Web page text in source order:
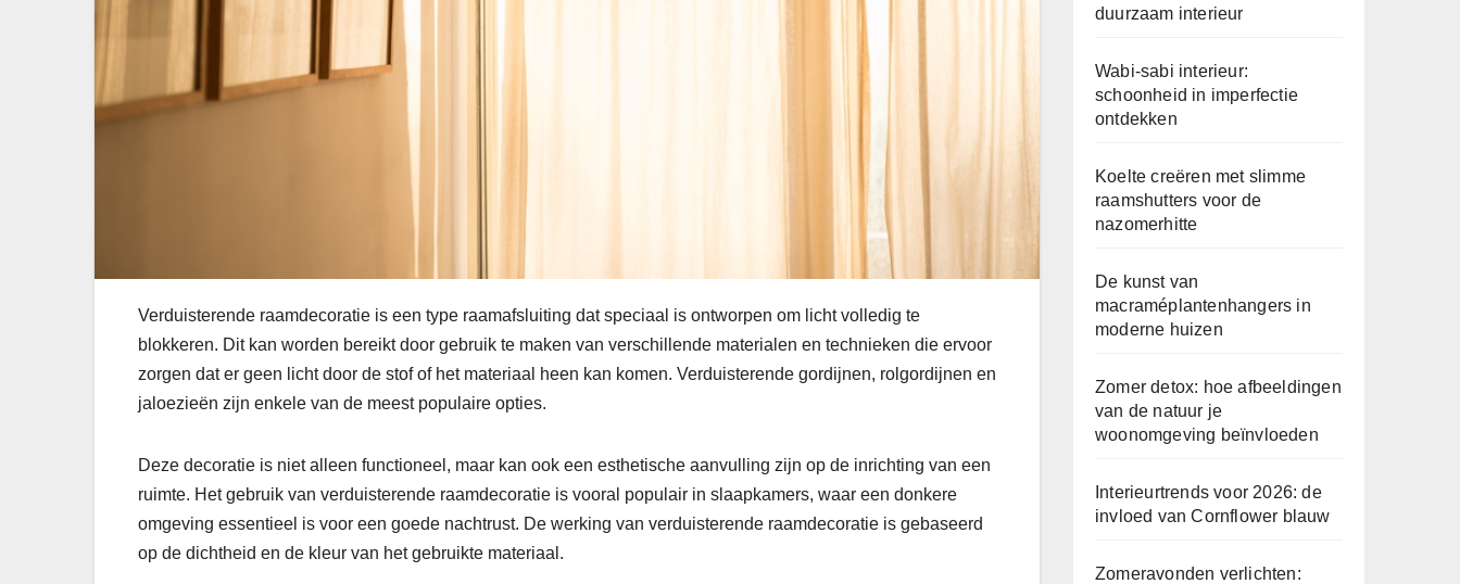
Verduisterende raamdecoratie is een type raamafsluiting dat speciaal is ontworpen om licht volledig te
blokkeren. Dit kan worden bereikt door gebruik te maken van verschillende materialen en technieken die ervoor
zorgen dat er geen licht door de stof of het materiaal heen kan komen. Verduisterende gordijnen, rolgordijnen en
jaloezieën zijn enkele van de meest populaire opties.
Deze decoratie is niet alleen functioneel, maar kan ook een esthetische aanvulling zijn op de inrichting van een
ruimte. Het gebruik van verduisterende raamdecoratie is vooral populair in slaapkamers, waar een donkere
omgeving essentieel is voor een goede nachtrust. De werking van verduisterende raamdecoratie is gebaseerd
op de dichtheid en de kleur van het gebruikte materiaal.
duurzaam interieur
Wabi-sabi interieur:
schoonheid in imperfectie
ontdekken
Koelte creëren met slimme
raamshutters voor de
nazomerhitte
De kunst van
macraméplantenhangers in
moderne huizen
Zomer detox: hoe afbeeldingen
van de natuur je
woonomgeving beïnvloeden
Interieurtrends voor 2026: de
invloed van Cornflower blauw
Zomeravonden verlichten: